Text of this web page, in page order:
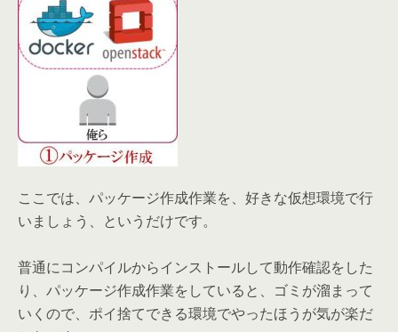
ここでは、パッケージ作成作業を、好きな仮想環境で行
いましょう、というだけです。
普通にコンパイルからインストールして動作確認をした
り、パッケージ作成作業をしていると、ゴミが溜まって
いくので、ポイ捨てできる環境でやったほうが気が楽だ